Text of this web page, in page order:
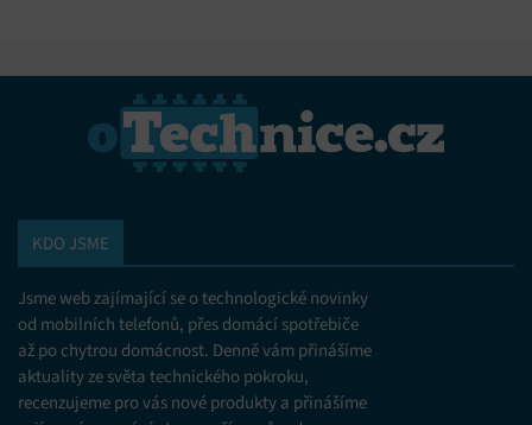
KDO JSME
Jsme web zajímající se o technologické novinky
od mobilních telefonů, přes domácí spotřebiče
až po chytrou domácnost. Denně vám přinášíme
aktuality ze světa technického pokroku,
recenzujeme pro vás nové produkty a přinášíme